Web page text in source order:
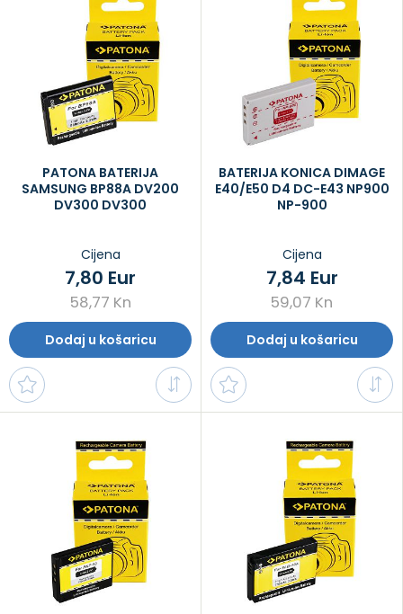
PATONA BATERIJA
SAMSUNG BP88A DV200
DV300 DV300
Cijena
58,77 Kn
7,80 Eur
Dodaj u košaricu
BATERIJA KONICA DIMAGE
E40/E50 D4 DC-E43 NP900
NP-900
Cijena
59,07 Kn
7,84 Eur
Dodaj u košaricu